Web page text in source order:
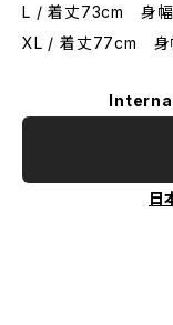
L / 着丈73cm 身
XL / 着丈77cm
日